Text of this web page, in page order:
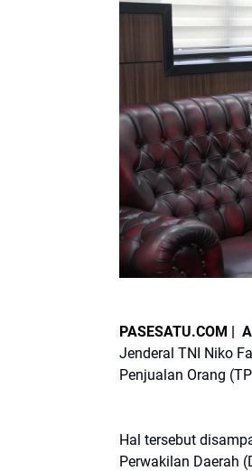
PASESATU.COM |
Jenderal TNI Niko
Penjualan Orang
Hal tersebut
Perwakilan Daerah